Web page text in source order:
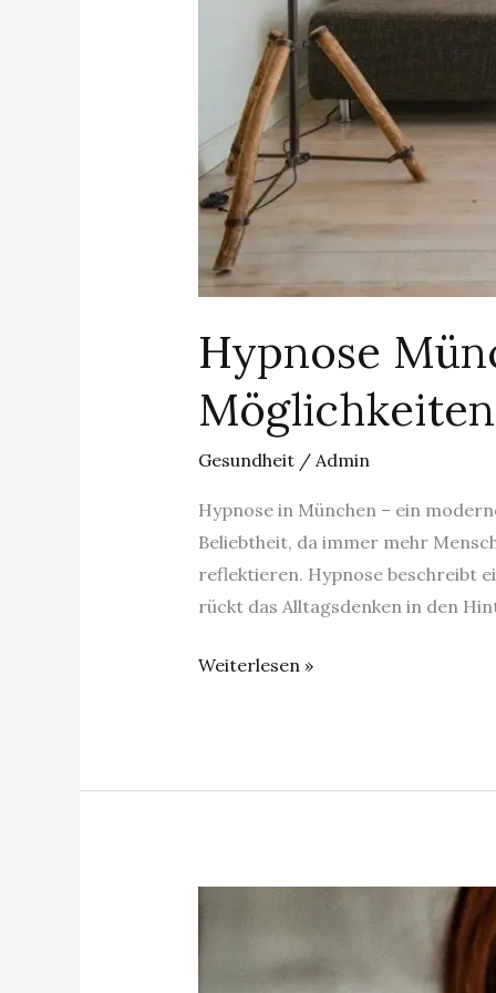
Hypnose
Gesundheit/ Admin
Hypnose in München – ein
Beliebtheit, da immer mehr
reflektieren. Hypnose beschreibt
rückt das Alltagsdenken in den
Weiterlesen »
Wohlbefinden